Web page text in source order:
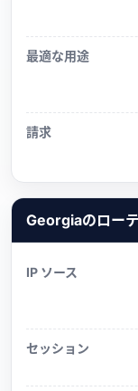
最適な用途
請求
Georgiaのロー
IP ソース
セッション